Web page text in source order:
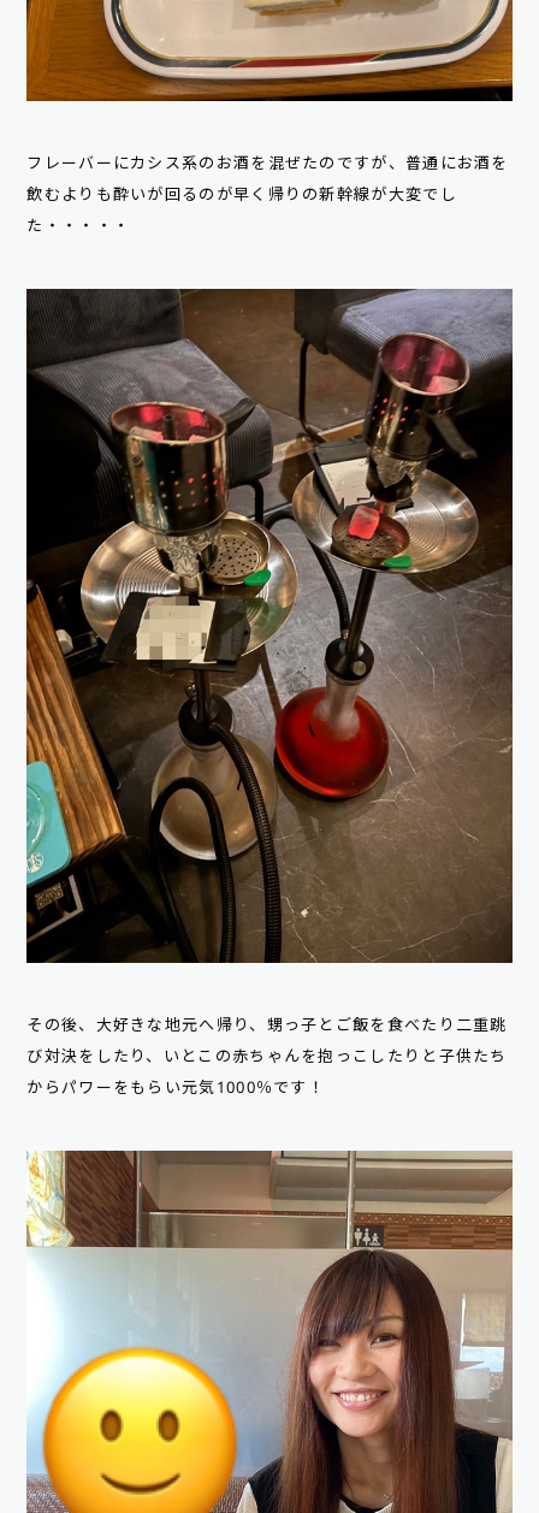
フレーバーにカシス系のお酒を混ぜたのですが、普通にお酒を
飲むよりも酔いが回るのが早く帰りの新幹線が大変でし
た・・・・・
その後、大好きな地元へ帰り、甥っ子とご飯を食べたり二重跳
び対決をしたり、いとこの赤ちゃんを抱っこしたりと子供たち
からパワーをもらい元気1000％です！